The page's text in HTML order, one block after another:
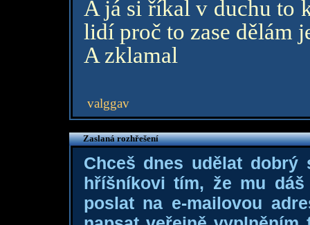
A já si říkal v duchu to
lidí proč to zase dělám
A zklamal
valggav
Zaslaná rozhřešení
Chceš dnes udělat dobrý
hříšníkovi tím, že mu
poslat na e-mailovou